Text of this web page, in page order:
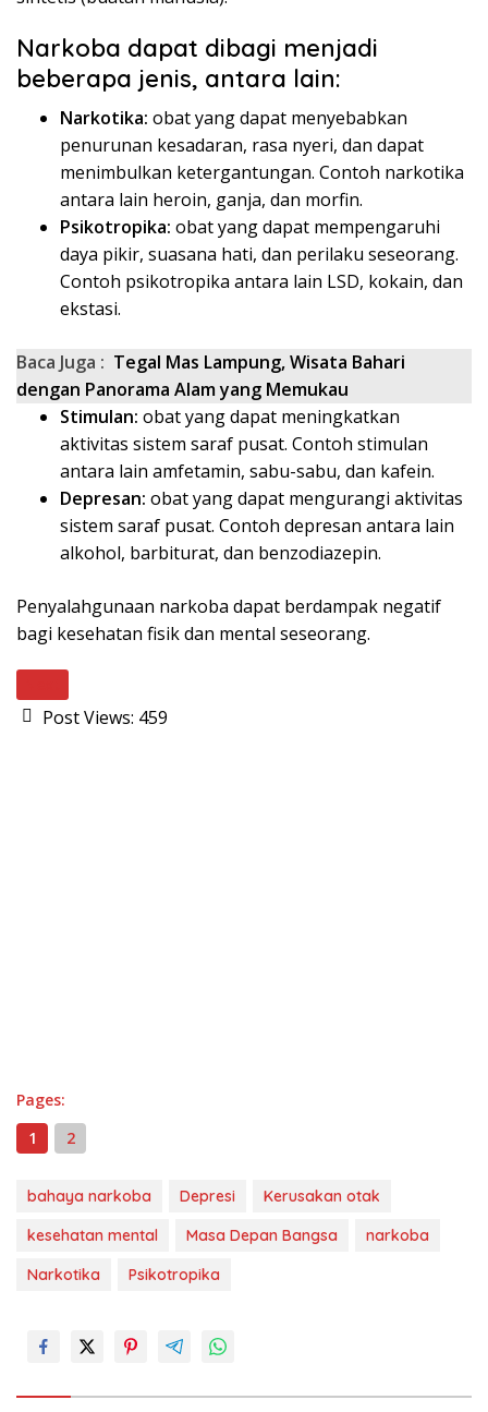
Narkoba dapat dibagi menjadi
beberapa jenis, antara lain:
Narkotika: obat yang dapat menyebabkan
penurunan kesadaran, rasa nyeri, dan dapat
menimbulkan ketergantungan. Contoh narkotika
antara lain heroin, ganja, dan morfin.
Psikotropika: obat yang dapat mempengaruhi
daya pikir, suasana hati, dan perilaku seseorang.
Contoh psikotropika antara lain LSD, kokain, dan
ekstasi.
Baca Juga : Tegal Mas Lampung, Wisata Bahari
dengan Panorama Alam yang Memukau
Stimulan: obat yang dapat meningkatkan
aktivitas sistem saraf pusat. Contoh stimulan
antara lain amfetamin, sabu-sabu, dan kafein.
Depresan: obat yang dapat mengurangi aktivitas
sistem saraf pusat. Contoh depresan antara lain
alkohol, barbiturat, dan benzodiazepin.
Penyalahgunaan narkoba dapat berdampak negatif
bagi kesehatan fisik dan mental seseorang.
Post Views: 459
Pages:
1
2
bahaya narkoba Depresi
Kerusakan otak
kesehatan mental
Masa Depan Bangsa
narkoba
Narkotika
Psikotropika